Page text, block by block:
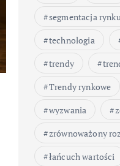
segmentacja
technologia
trendy
Trendy rynkowe
wyzwania
zrównoważony
łańcuch wartości